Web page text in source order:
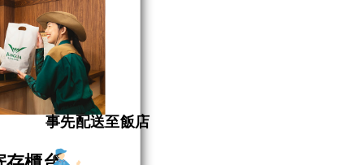
事先配送至飯店